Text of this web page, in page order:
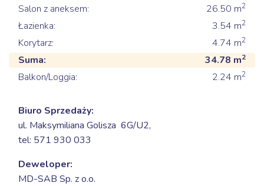
Salon z aneksem: 26.50 m2
Łazienka: 3.54 m2
Korytarz: 4.74 m2
Suma: 34.78 m2
Balkon/Loggia: 2.24 m2
Biuro Sprzedaży:
ul. Maksymiliana Golisza 6G/U2,
tel: 571 930 033
Deweloper:
MD-SAB Sp. z o.o.